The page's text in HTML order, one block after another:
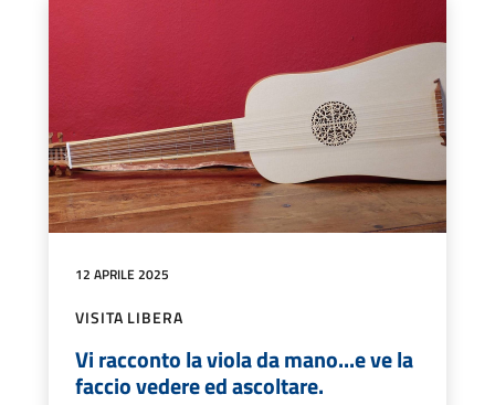
12 APRILE 2025
VISITA LIBERA
Vi racconto la viola da mano...e ve la
faccio vedere ed ascoltare.